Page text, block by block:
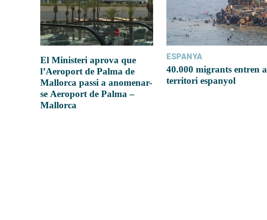
El Ministeri aprova que
l’Aeroport de Palma de
Mallorca passi a anomenar-
se Aeroport de Palma –
Mallorca
ESPANYA
40.000 migrants entren a
territori espanyol